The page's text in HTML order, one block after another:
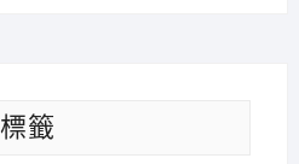
標籤